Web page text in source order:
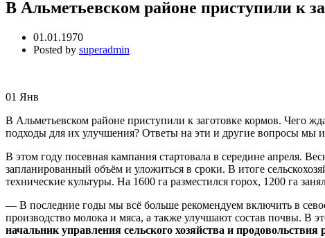
В Альметьевском районе приступили к
01.01.1970
Posted by superadmin
01 Янв
В Альметьевском районе приступили к заготовке кормов. Чего
подходы для их улучшения? Ответы на эти и другие вопросы мы
В этом году посевная кампания стартовала в середине апреля.
запланированный объём и уложиться в сроки. В итоге
технические культуры. На 1600 га разместился горох, 1200 га
— В последние годы мы всё больше рекомендуем включить в
производство молока и мяса, а также улучшают состав почвы. В
начальник управления сельского хозяйства и